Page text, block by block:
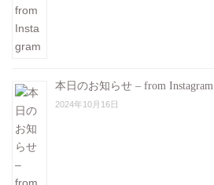
本日のお知らせ – from Instagram
2024年10月16日